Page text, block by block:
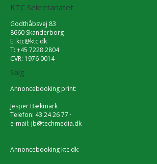
KTC Sekretariatet
Godthåbsvej 83
8660 Skanderborg
E: ktc@ktc.dk
T: +45 7228 2804
CVR: 1976 0014
Salg
Annoncebooking print:
Jesper Bækmark
Telefon: 43 24 26 77 ·
e-mail: jb@techmedia.dk
Annoncebooking ktc.dk: